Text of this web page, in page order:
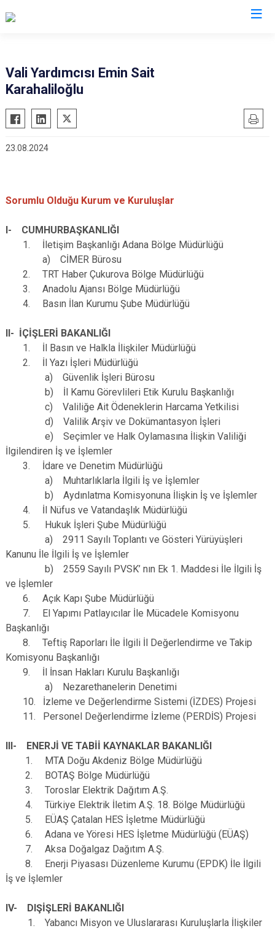
Vali Yardımcısı Emin Sait
Karahaliloğlu
23.08.2024
Sorumlu Olduğu Kurum ve Kuruluşlar
I- CUMHURBAŞKANLIĞI
1. İletişim Başkanlığı Adana Bölge Müdürlüğü
a) CİMER Bürosu
2. TRT Haber Çukurova Bölge Müdürlüğü
3. Anadolu Ajansı Bölge Müdürlüğü
4. Basın İlan Kurumu Şube Müdürlüğü
II- İÇİŞLERİ BAKANLIĞI
1. İl Basın ve Halkla İlişkiler Müdürlüğü
2. İl Yazı İşleri Müdürlüğü
a) Güvenlik İşleri Bürosu
b) İl Kamu Görevlileri Etik Kurulu Başkanlığı
c) Valiliğe Ait Ödeneklerin Harcama Yetkilisi
d) Valilik Arşiv ve Dokümantasyon İşleri
e) Seçimler ve Halk Oylamasına İlişkin Valiliği
İlgilendiren İş ve İşlemler
3. İdare ve Denetim Müdürlüğü
a) Muhtarlıklarla İlgili İş ve İşlemler
b) Aydınlatma Komisyonuna İlişkin İş ve İşlemler
4. İl Nüfus ve Vatandaşlık Müdürlüğü
5. Hukuk İşleri Şube Müdürlüğü
a) 2911 Sayılı Toplantı ve Gösteri Yürüyüşleri
Kanunu İle İlgili İş ve İşlemler
b) 2559 Sayılı PVSK’ nın Ek 1. Maddesi İle İlgili İş
ve İşlemler
6. Açık Kapı Şube Müdürlüğü
7. El Yapımı Patlayıcılar İle Mücadele Komisyonu
Başkanlığı
8. Teftiş Raporları İle İlgili İl Değerlendirme ve Takip
Komisyonu Başkanlığı
9. İl İnsan Hakları Kurulu Başkanlığı
a) Nezarethanelerin Denetimi
10. İzleme ve Değerlendirme Sistemi (İZDES) Projesi
11. Personel Değerlendirme İzleme (PERDİS) Projesi
III- ENERJİ VE TABİİ KAYNAKLAR BAKANLIĞI
1. MTA Doğu Akdeniz Bölge Müdürlüğü
2. BOTAŞ Bölge Müdürlüğü
3. Toroslar Elektrik Dağıtım A.Ş.
4. Türkiye Elektrik İletim A.Ş. 18. Bölge Müdürlüğü
5. EÜAŞ Çatalan HES İşletme Müdürlüğü
6. Adana ve Yöresi HES İşletme Müdürlüğü (EÜAŞ)
7. Aksa Doğalgaz Dağıtım A.Ş.
8. Enerji Piyasası Düzenleme Kurumu (EPDK) İle İlgili
İş ve İşlemler
IV- DIŞİŞLERİ BAKANLIĞI
1. Yabancı Misyon ve Uluslararası Kuruluşlarla İlişkiler